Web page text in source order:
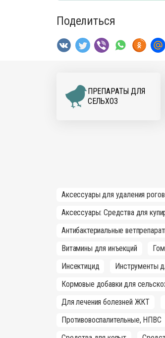
Поделиться
ПРЕПАРАТЫ ДЛЯ
CЕЛЬХОЗ
Аксессуары для удаления рогов
Аксессуары: Средства для
Антибактериальные
Витамины для инъекций
Инсектицид
Инструменты
Кормовые добавки для
Для лечения болезней ЖКТ
Противовоспалительные, НПВС